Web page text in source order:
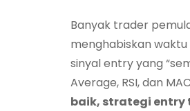
Banyak trader
menghabiskan
sinyal entry yang
Average, RSI, dan
baik, strategi entry